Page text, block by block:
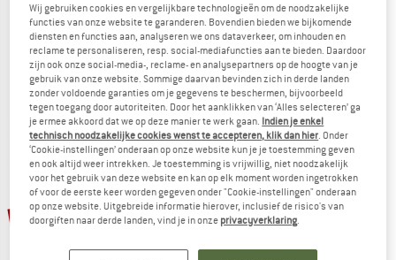
ALPINA
Skywalsh Q Mirror Cat. 4
Zonnebril
€ 159,95€ 127,96
5,0(1)
JULBO
Explorer 2.0 Cameleon S2-4
Gletsjerbril
€ 229,95€ 183,96
4,8(6)
-20% -20%
Wij gebruiken cookies en vergelijkbare technologieën om de noodzakelijke
functies van onze website te garanderen. Bovendien bieden we bijkomende
diensten en functies aan, analyseren we ons dataverkeer, om inhouden en
reclame te personaliseren, resp. social-mediafuncties aan te bieden. Daardoor
zijn ook onze social-media-, reclame- en analysepartners op de hoogte van je
gebruik van onze website. Sommige daarvan bevinden zich in derde landen
zonder voldoende garanties om je gegevens te beschermen, bijvoorbeeld
tegen toegang door autoriteiten. Door het aanklikken van ‘Alles selecteren’ ga
je ermee akkoord dat we op deze manier te werk gaan. Indien je enkel
technisch noodzakelijke cookies wenst te accepteren, klik dan hier . Onder
‘Cookie-instellingen’ onderaan op onze website kun je je toestemming geven
en ook altijd weer intrekken. Je toestemming is vrijwillig, niet noodzakelijk
voor het gebruik van deze website en kan op elk moment worden ingetrokken
of voor de eerste keer worden gegeven onder "Cookie-instellingen" onderaan
op onze website. Uitgebreide informatie hierover, inclusief de risico's van
doorgiften naar derde landen, vind je in onze privacyverklaring